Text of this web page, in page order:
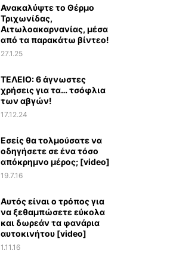
Ανακαλύψτε το Θέρμο
Τριχωνίδας,
Αιτωλοακαρνανίας, μέσα
από τα παρακάτω βίντεο!
27.1.25
ΤΕΛΕΙΟ: 6 άγνωστες
χρήσεις για τα… τσόφλια
των αβγών!
17.12.24
Εσείς θα τολμούσατε να
οδηγήσετε σε ένα τόσο
απόκρημνο μέρος; [video]
19.7.16
Αυτός είναι ο τρόπος για
να ξεθαμπώσετε εύκολα
και δωρεάν τα φανάρια
αυτοκινήτου [video]
1.11.16